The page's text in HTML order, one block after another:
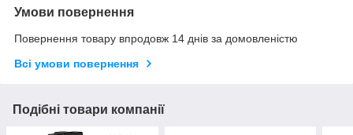
Умови повернення
Повернення товару впродовж 14 днів за домовленістю
Всі умови повернення
Подібні товари компанії